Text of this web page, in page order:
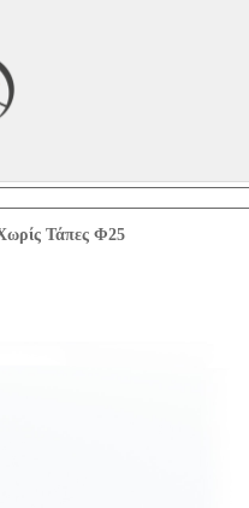
Τάπες Φ25